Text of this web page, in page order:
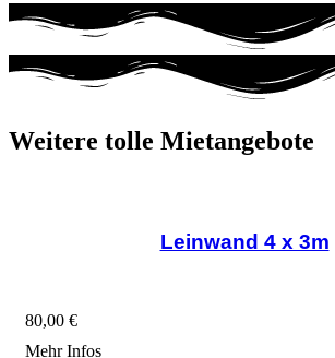
Weitere tolle Mietangebote
Leinwand 4 x 3m
80,00 €
Mehr Infos